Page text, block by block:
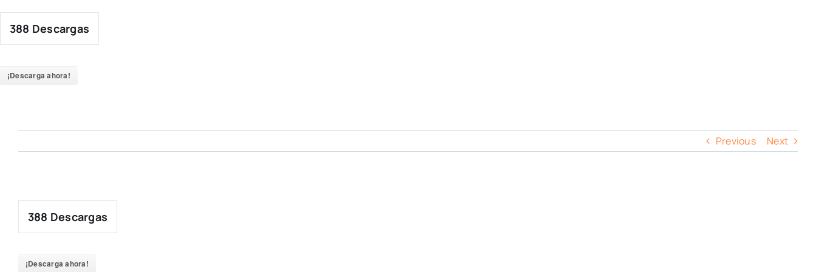
content
388 Descargas
¡Descarga ahora!
Previous Next
388 Descargas
¡Descarga ahora!